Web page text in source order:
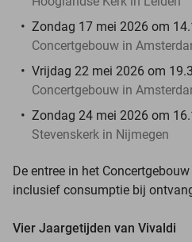
Zondag 17 mei 2026 om
Concertgebouw in
Vrijdag 22 mei 2026 om
Concertgebouw in
Zondag 24 mei 2026 om
Stevenskerk in Nijmegen
De entree in het
inclusief consumptie bij
Vier Jaargetijden van Vivaldi